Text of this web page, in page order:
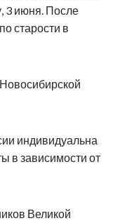
3 июня. После
старости в
индивидуальна
в зависимости от
Великой